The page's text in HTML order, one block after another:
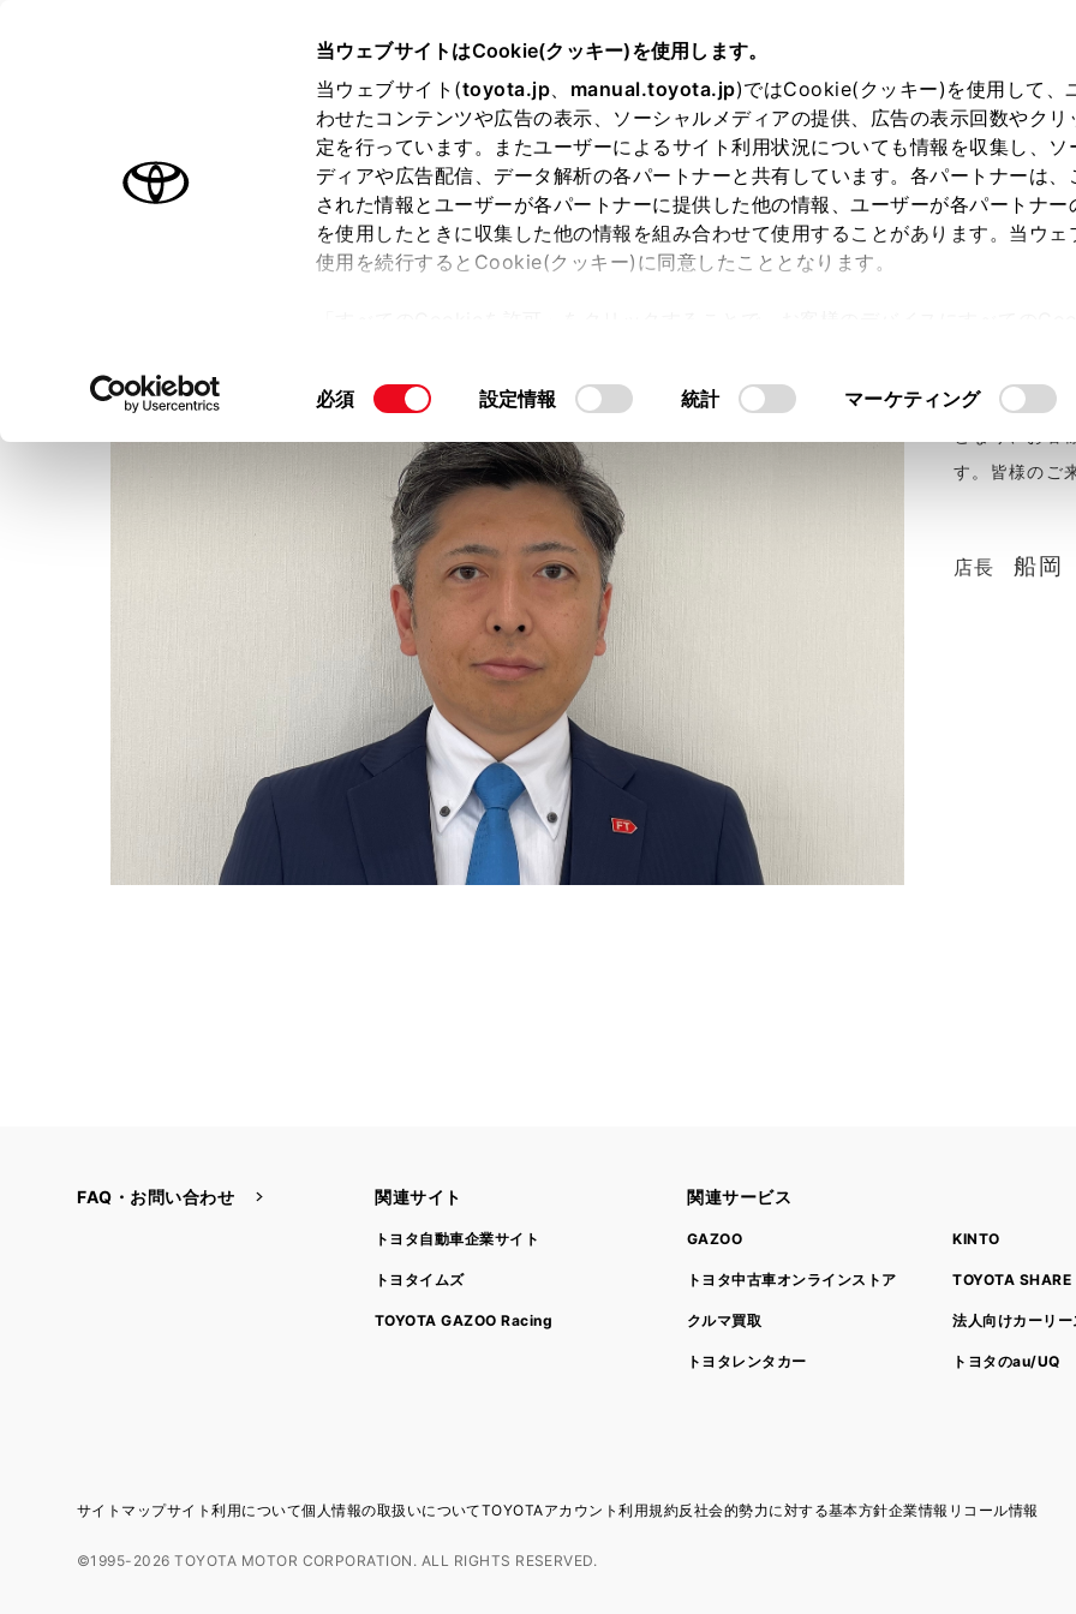
当ウェブサイトはCookie(クッキー)を使用します。
当ウェブサイト(toyota.jp、 manual.toyota.jp)ではCookie(クッキー)を使用して、
わせたコンテンツや広告の表示、ソーシャルメディアの提供、広告の表示回数やクリ
定を行っています。またユーザーによるサイト利用状況についても情報を収集し、ソ
ディアや広告配信、データ解析の各パートナーと共有しています。各パートナーは、
された情報とユーザーが各パートナーに提供した他の情報、ユーザーが各パートナー
を使用したときに収集した他の情報を組み合わせて使用することがあります。当ウェ
使用を続行するとCookie(クッキー)に同意したこととなります。
て」をご覧ください。
同
選
必須 設定情報 統計 マーケティング
オーナーサポート トピックス
店舗トップ スタッフ紹介
店は、地域の
す。皆様のご
店長 船
FAQ・お問い合わせ 関連サイト
トヨタ自動車企業サイト
トヨタイムズ
TOYOTA GAZOO Racing
関連サービス
GAZOO
トヨタ中古車オンラインストア
クルマ買取
トヨタレンタカー
KINTO
TOYOTA SHARE
法人向けカーリー
トヨタのau/UQ
サイトマップサイト利用について個人情報の取扱いについてTOYOTAアカウント利用規約反社会的勢力に対する基本方針企業情報 リコール情報
©1995-2026 TOYOTA MOTOR CORPORATION. ALL RIGHTS RESERVED.